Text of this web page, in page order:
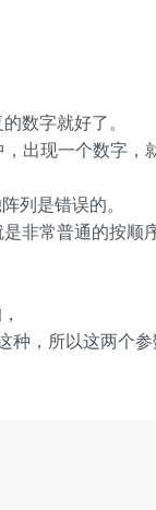
数字就好了。
出现一个数字，
列是错误的。
非常普通的按顺
种，所以这两个参